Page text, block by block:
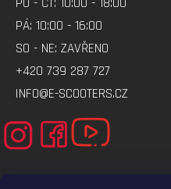
PÁ: 10:00 - 16:00
SO - NE: ZAVŘENO
+420 739 287 727
INFO@E-SCOOTERS.CZ